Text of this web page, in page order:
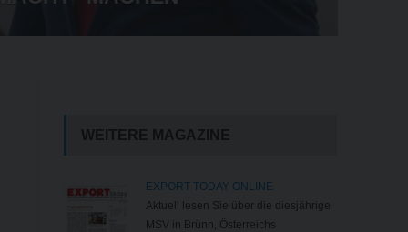
WEITERE MAGAZINE
EXPORT TODAY ONLINE
Aktuell lesen Sie über die diesjährige
MSV in Brünn, Österreichs